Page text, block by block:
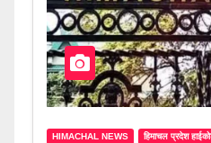
HIMACHAL NEWS हिमाचल प्रदेश